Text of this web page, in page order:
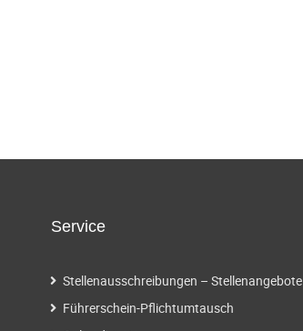
Service
Stellenausschreibungen – Stellenangebote
Führerschein-Pflichtumtausch